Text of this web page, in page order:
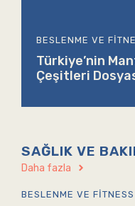
BESLENME VE
Türkiye’nin
Çeşitleri
SAĞLIK VE
Daha fazla
BESLENME VE FITNESS